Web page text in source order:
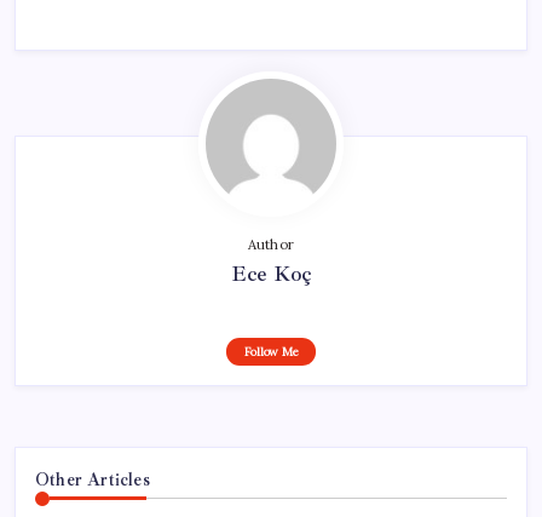
Author
Ece Koç
Follow Me
Other Articles